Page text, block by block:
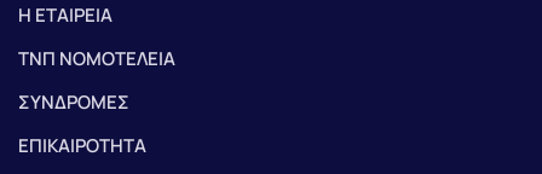
Η ΕΤΑΙΡΕΙΑ
ΤΝΠ ΝΟΜΟΤΕΛΕΙΑ
ΣΥΝΔΡΟΜΕΣ
ΕΠΙΚΑΙΡΟΤΗΤΑ